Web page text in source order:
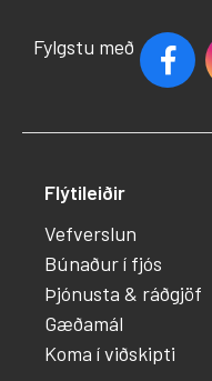
Fylgstu með
Flýtileiðir
Vefverslun
Búnaður í fjós
Þjónusta & ráðgjöf
Gæðamál
Koma í viðskipti